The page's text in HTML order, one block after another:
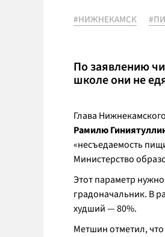
#НИЖНЕКАМСК
По заявлению
школе они не
Глава
Рамилю
«несъедаемость
Министерство
Этот параметр
градоначальник. В
худший — 80%.
Метшин отметил, что